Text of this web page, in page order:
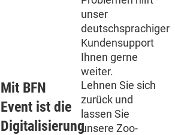
unser
deutschsprachiger
Kundensupport
Ihnen gerne
weiter.
Mit BFN
Event ist die
Digitalisierung
Lehnen Sie sich
zurück und
lassen Sie
unsere Zoo-